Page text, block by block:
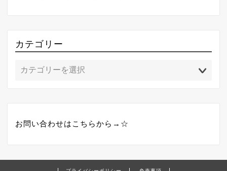
カテゴリー
お問い合わせはこちらから→☆